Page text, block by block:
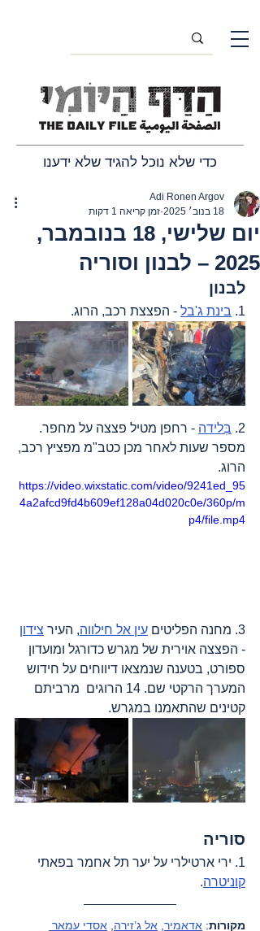
כדי שלא נוכל להגיד שלא ידענו
יום שלישי, 18 בנובמבר,
2025 – לבנון וסוריה
Adi Ronen Argov
18 בנוב׳ 2025
זמן קריאה 1 דקות
לבנון
1. בינת ג'בל - הפצצת רכב, הרוג.
2. בְּלידה - רחפן מטיל פצצה על מחפר.
מספר שעות לאחר מכן כטב"מ מפציץ רכב,
הרוג.
https://video.wixstatic.com/video/9241ed_95
4a2afcd9fd4b609ef128a04d020c0e/360p/m
p4/file.mp4
3. מחנה הפליטים עין אל חילווה, העיר צידון
- הפצצה אוירית של מגרש כדורגל ומועדון
ספורט, בטענה שנמצאו דיווחים על חידוש
המערך הרקטי שם. 14 הרוגים  מרביתם
קטינים שהתאמנו במגרש.
סוריה
1. ירי ארטילרי על יער תל אחמר בפאתי
קוניטרה.
מקורות: אדאמיר, אל ג’זירה, אסדי עמאר